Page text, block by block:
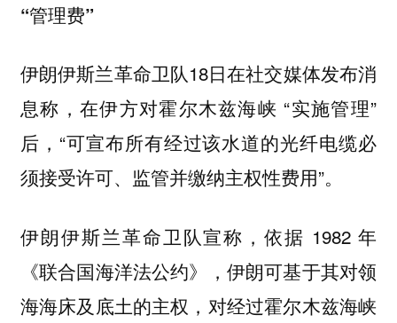
“管理费”
伊朗伊斯兰革命卫队18日在社交媒体发布消
息称，在伊方对霍尔木兹海峡 “实施管理”
后，“可宣布所有经过该水道的光纤电缆必
须接受许可、监管并缴纳主权性费用”。
伊朗伊斯兰革命卫队宣称，依据 1982 年
《联合国海洋法公约》，伊朗可基于其对领
海海床及底土的主权，对经过霍尔木兹海峡